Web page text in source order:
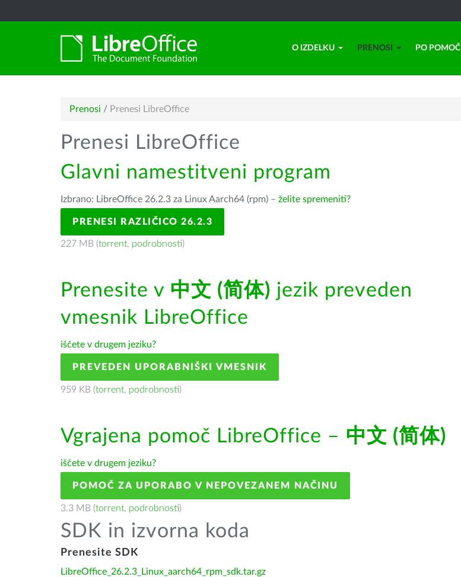
O IZDELKU PRENOSI PO POMOČ
Prenosi / Prenesi LibreOffice
Prenesi LibreOffice
Glavni namestitveni program
Izbrano: LibreOffice 26.2.3 za Linux Aarch64 (rpm) – želite spremeniti?
PRENESI RAZLIČICO 26.2.3
227 MB (torrent, podrobnosti)
Prenesite v 中文 (简体) jezik preveden
vmesnik LibreOffice
iščete v drugem jeziku?
PREVEDEN UPORABNIŠKI VMESNIK
959 KB (torrent, podrobnosti)
Vgrajena pomoč LibreOffice – 中文 (简体)
iščete v drugem jeziku?
POMOČ ZA UPORABO V NEPOVEZANEM NAČINU
3.3 MB (torrent, podrobnosti)
SDK in izvorna koda
Prenesite SDK
LibreOffice_26.2.3_Linux_aarch64_rpm_sdk.tar.gz